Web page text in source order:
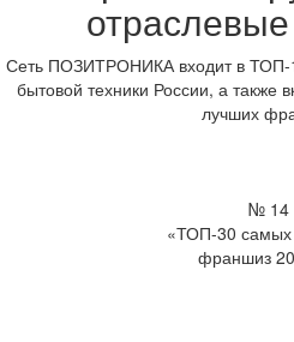
Сеть ПОЗИТРОНИКА входит в ТОП-
бытовой техники России, а также
лучших
№ 14
«ТОП-30 самых
франшиз